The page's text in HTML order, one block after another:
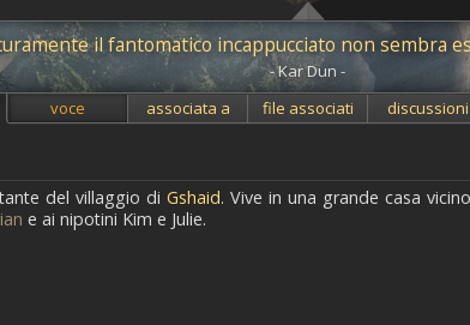
il fantomatico incappucciato non sembra
- Kar Dun -
voce
associata a file associati discussioni
del villaggio diGshaid. Vive in una grande casa
e ai nipotini Kim e Julie.